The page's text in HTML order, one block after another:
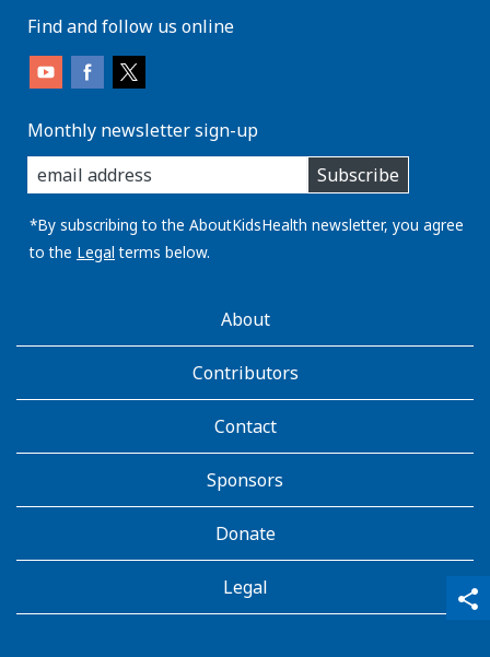
share
qr_code_scanner
content_copy
Find and follow us online
Monthly newsletter sign-up
enter
you
email
address:
Subscribe
*By subscribing to the AboutKidsHealth newsletter, you agree
to the Legal terms below.
AboutKidsHealthAbout
Contributors
Contact
Sponsors
Donate
Legal